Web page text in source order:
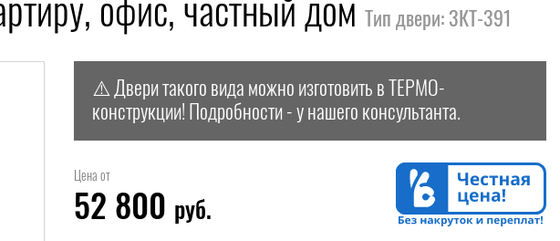
Тип двери: 3КТ-391
⚠️ Двери такого вида можно изготовить в ТЕРМО-
конструкции! Подробности - у нашего консультанта.
Цена от
52 800 руб.